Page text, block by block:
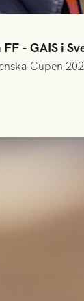
- GAIS i
Cupen